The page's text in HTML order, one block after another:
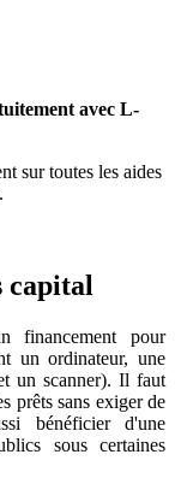
avec L-
sur toutes les aides
capital
financement pour
un ordinateur, une
un scanner). Il faut
prêts sans exiger de
bénéficier d'une
sous certaines